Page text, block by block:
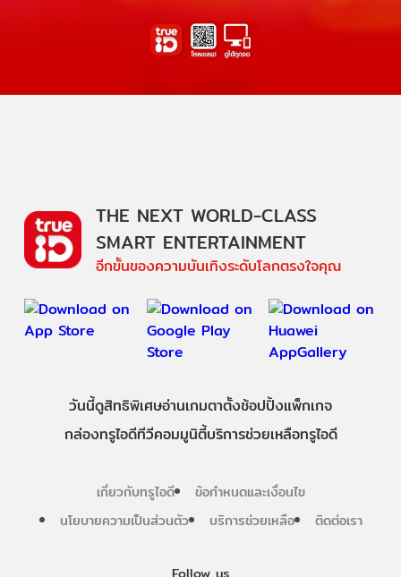
Follow us
THE NEXT WORLD-CLASS
SMART ENTERTAINMENT
อีกขั้นของความบันเทิงระดับโลกตรงใจคุณ
วันนี้ดูสิทธิพิเศษอ่านเกมตาตั้งช้อปปิ้งแพ็กเกจ
กล่องทรูไอดีทีวีคอมมูนิตี้บริการช่วยเหลือทรูไอดี
เกี่ยวกับทรูไอดี
ข้อกำหนดและเงื่อนไข
นโยบายความเป็นส่วนตัว
บริการช่วยเหลือ ติดต่อเรา